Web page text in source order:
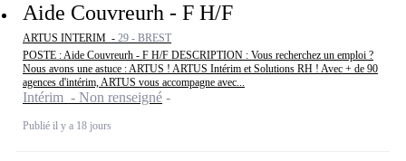
Aide Couvreurh - F H/F
ARTUS INTERIM - 29 - BREST
POSTE : Aide Couvreurh - F H/F DESCRIPTION : Vous recherchez un emploi ?
Nous avons une astuce : ARTUS ! ARTUS Intérim et Solutions RH ! Avec + de 90
agences d'intérim, ARTUS vous accompagne avec...
Intérim - Non renseigné
Publié il y a 18 jours